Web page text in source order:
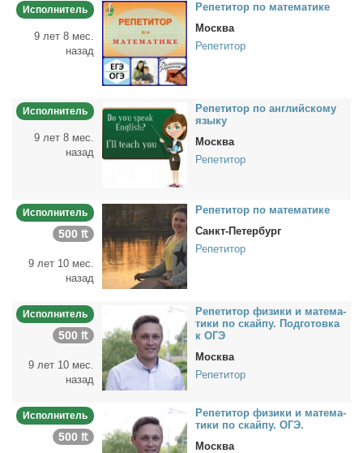
Исполнитель
9 лет 8 мес.
назад
Ре­пе­ти­тор по ма­те­ма­ти­ке
Москва
Репетитор
Исполнитель
9 лет 8 мес.
назад
Ре­пе­ти­тор по ан­глий­ско­му
язы­ку
Москва
Репетитор
Исполнитель
500 ₶
9 лет 10 мес.
назад
Ре­пе­ти­тор по ма­те­ма­ти­ке
Санкт-Петербург
Репетитор
Исполнитель
500 ₶
9 лет 10 мес.
назад
Ре­пе­ти­тор физи­ки и ма­те­ма­
ти­ки по скай­пу. Под­го­тов­ка
к ОГЭ
Москва
Репетитор
Исполнитель
500 ₶
Ре­пе­ти­тор физи­ки и ма­те­ма­
ти­ки по скай­пу. ОГЭ.
Москва